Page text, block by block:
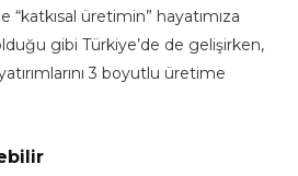
“katkısal üretimin” hayatımıza
gibi Türkiye’de de gelişirken,
3 boyutlu üretime